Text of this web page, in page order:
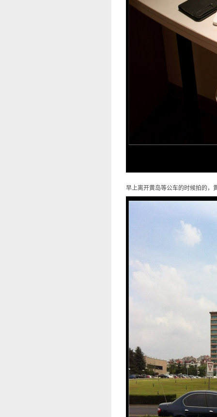
早上离开黄岛等公车的时候拍的，